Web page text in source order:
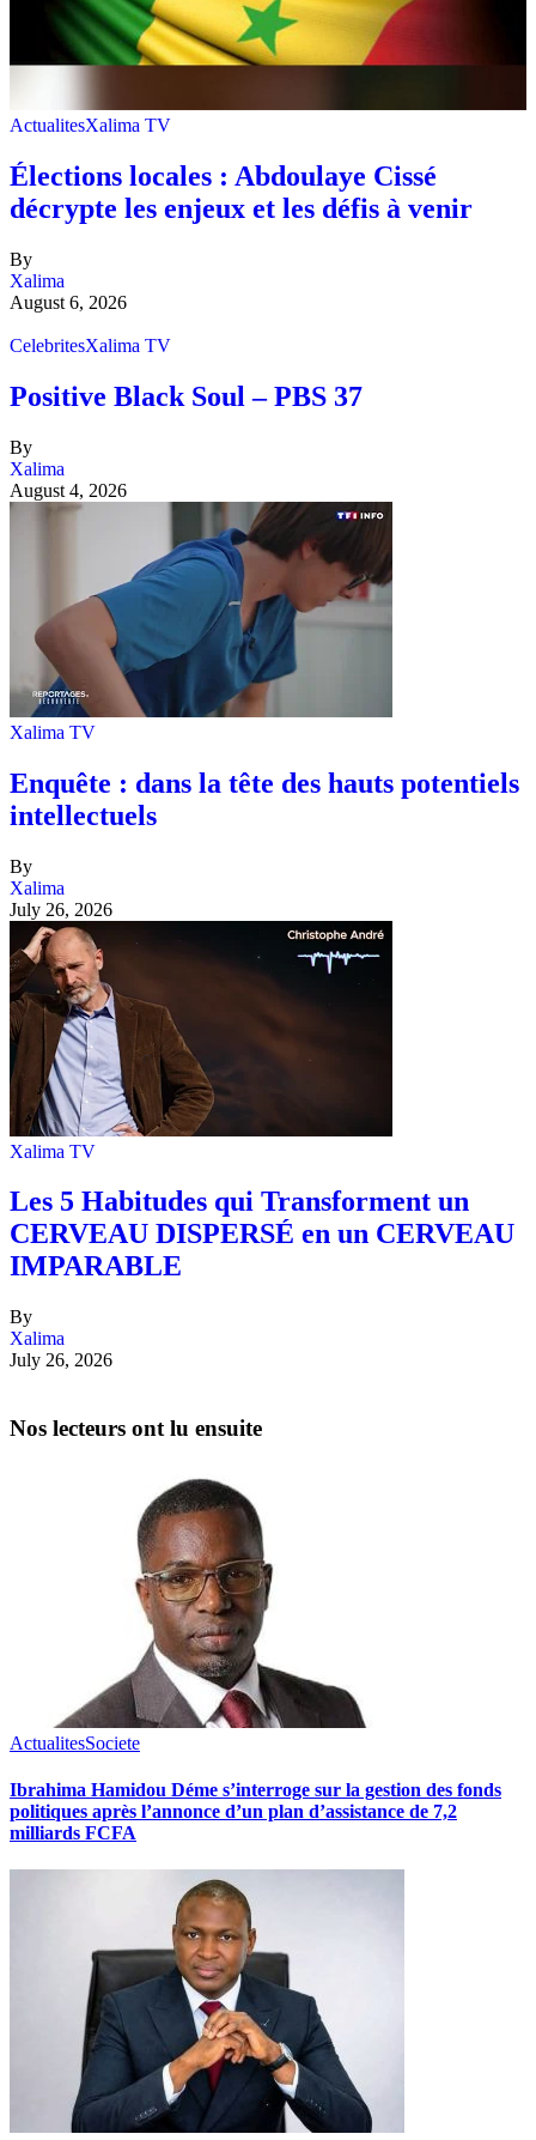
ActualitesXalima TV
Élections locales : Abdoulaye Cissé
décrypte les enjeux et les défis à venir
By
Xalima
August 6, 2026
CelebritesXalima TV
Positive Black Soul – PBS 37
By
Xalima
August 4, 2026
Xalima TV
Enquête : dans la tête des hauts potentiels
intellectuels
By
Xalima
July 26, 2026
Xalima TV
Les 5 Habitudes qui Transforment un
CERVEAU DISPERSÉ en un CERVEAU
IMPARABLE
By
Xalima
July 26, 2026
Nos lecteurs ont lu ensuite
ActualitesSociete
Ibrahima Hamidou Déme s’interroge sur la gestion des fonds
politiques après l’annonce d’un plan d’assistance de 7,2
milliards FCFA